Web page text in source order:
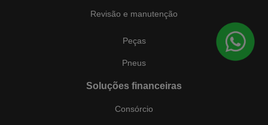
Revisão e manutenção
Peças
Pneus
Soluções financeiras
Consórcio